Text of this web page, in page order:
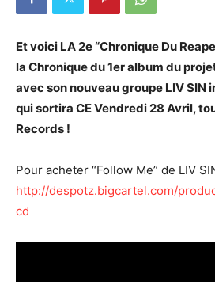
Et voici LA 2e “Chronique Du
la Chronique du 1er album du
avec son nouveau groupe LIV SIN
qui sortira CE Vendredi 28 Avril,
Records !
Pour acheter “Follow Me” de LIV
http://despotz.bigcartel.com/
cd